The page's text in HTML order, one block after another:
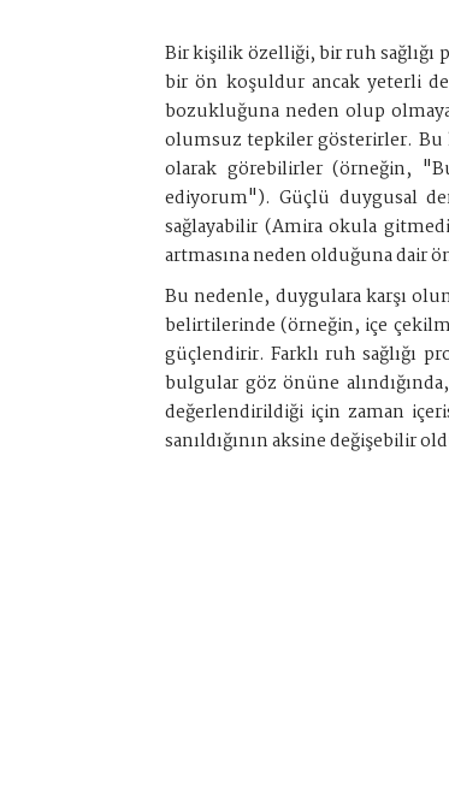
Bir kişilik özelliği, bir ruh
bir ön koşuldur ancak yeterli
bozukluğuna neden olup
olumsuz tepkiler gösterirler. Bu
olarak görebilirler (örneğin,
ediyorum"). Güçlü duygusal
sağlayabilir (Amira okula
artmasına neden olduğuna dair
Bu nedenle, duygulara karşı
belirtilerinde (örneğin, içe
güçlendirir. Farklı ruh sağlığı
bulgular göz önüne
değerlendirildiği için zaman
sanıldığının aksine değişebilir